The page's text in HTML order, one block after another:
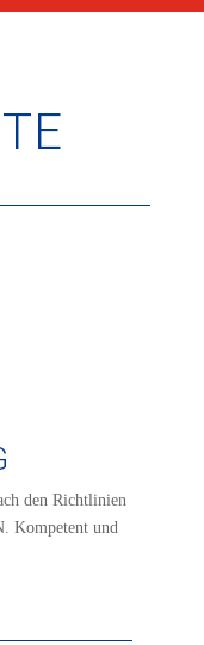
den Richtlinien
Kompetent und